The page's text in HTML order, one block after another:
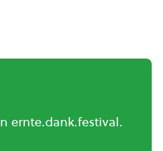
ernte.dank.festival.